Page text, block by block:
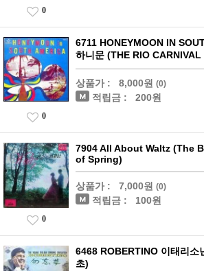
0
6711 HONEYMOON IN
하니문 (THE RIO CARNIVAL
상품가 : 8,000원 (0)
적립금 : 200원
0
7904 All About Waltz (The
of Spring)
상품가 : 7,000원 (0)
적립금 : 100원
0
6468 ROBERTINO 이태리소
초)